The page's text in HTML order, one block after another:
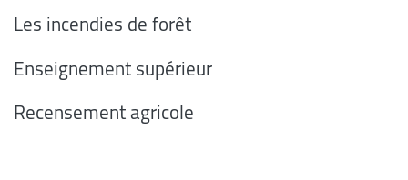
Les incendies de forêt
Enseignement supérieur
Recensement agricole